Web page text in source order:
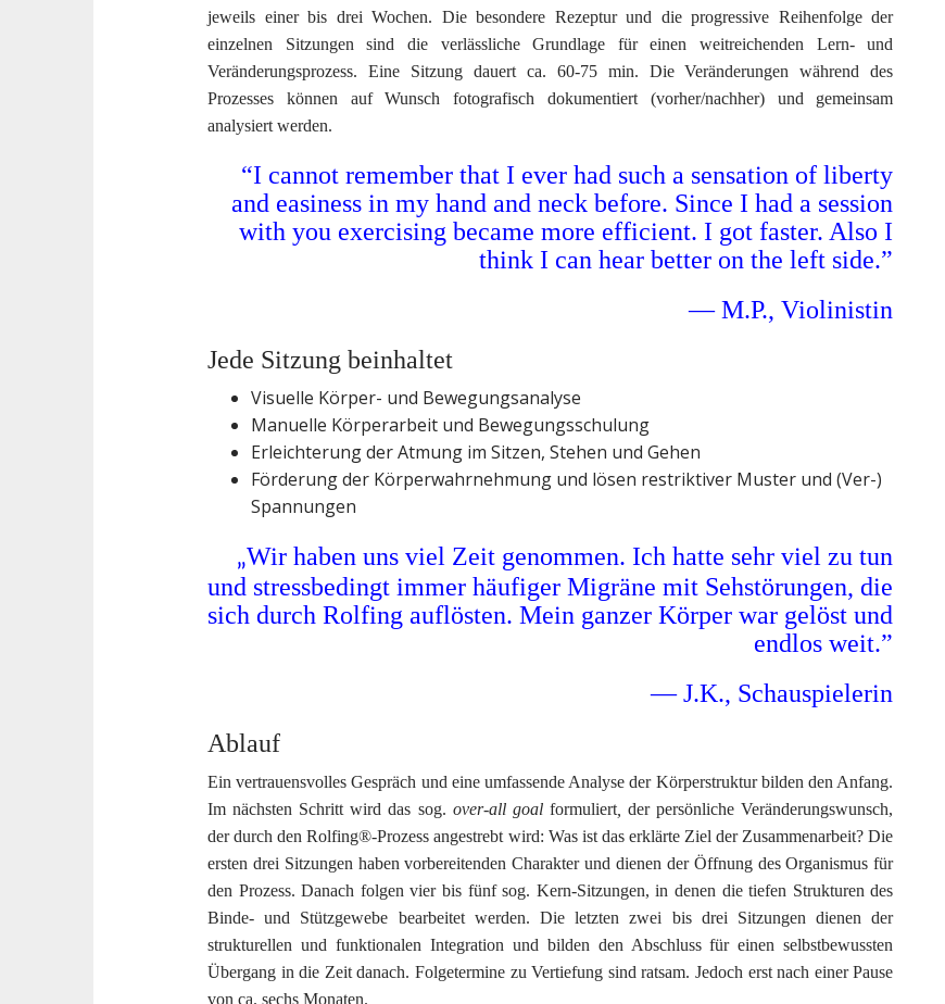
jeweils einer bis drei Wochen. Die besondere Rezeptur und die progressive Reihenfolge der
einzelnen Sitzungen sind die verlässliche Grundlage für einen weitreichenden Lern- und
Veränderungsprozess. Eine Sitzung dauert ca. 60-75 min. Die Veränderungen während des
Prozesses können auf Wunsch fotografisch dokumentiert (vorher/nachher) und gemeinsam
analysiert werden.
“I cannot remember that I ever had such a sensation of liberty
and easiness in my hand and neck before. Since I had a session
with you exercising became more efficient. I got faster. Also I
think I can hear better on the left side.”
— M.P., Violinistin
Jede Sitzung beinhaltet
Visuelle Körper- und Bewegungsanalyse
Manuelle Körperarbeit und Bewegungsschulung
Erleichterung der Atmung im Sitzen, Stehen und Gehen
Förderung der Körperwahrnehmung und lösen restriktiver Muster und (Ver-)
Spannungen
„Wir haben uns viel Zeit genommen. Ich hatte sehr viel zu tun
und stressbedingt immer häufiger Migräne mit Sehstörungen, die
sich durch Rolfing auflösten. Mein ganzer Körper war gelöst und
endlos weit.”
— J.K., Schauspielerin
Ablauf
Ein vertrauensvolles Gespräch und eine umfassende Analyse der Körperstruktur bilden den Anfang.
Im nächsten Schritt wird das sog. over-all goal formuliert,der persönliche Veränderungswunsch,
der durch den Rolfing®-Prozess angestrebt wird: Was ist das erklärte Ziel der Zusammenarbeit? Die
ersten drei Sitzungen haben vorbereitenden Charakter und dienen der Öffnung des Organismus für
den Prozess. Danach folgen vier bis fünf sog. Kern-Sitzungen, in denen die tiefen Strukturen des
Binde- und Stützgewebe bearbeitet werden. Die letzten zwei bis drei Sitzungen dienen der
strukturellen und funktionalen Integration und bilden den Abschluss für einen selbstbewussten
Übergang in die Zeit danach. Folgetermine zu Vertiefung sind ratsam. Jedoch erst nach einer Pause
von ca. sechs Monaten.